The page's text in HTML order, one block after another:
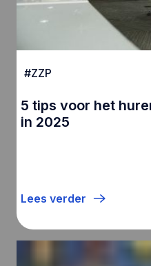
#ZZP
5 tips voor het
in 2025
Lees verder